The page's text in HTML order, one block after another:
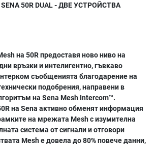
50R DUAL - ДВЕ УСТРОЙСТВА
на 50R предоставя ново ниво на
връзки и интелигентно, гъвкаво
съобщенията благодарение на
подобрения, направени в
на Sena Mesh Intercom™.
на Sena активно обменят информация
на мрежата Mesh с изумителна
система от сигнали и отговори
Mesh е довела до 80% повече данни,